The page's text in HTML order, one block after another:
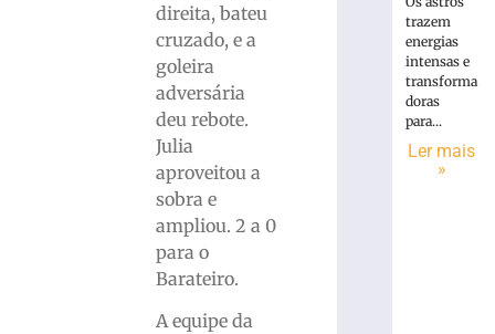
direita, bateu
cruzado, e a
goleira
adversária
deu rebote.
Julia
aproveitou a
sobra e
ampliou. 2 a 0
para o
Barateiro.
A equipe da
trazem
energias
intensas e
transforma
doras
para...
Ler mais
»